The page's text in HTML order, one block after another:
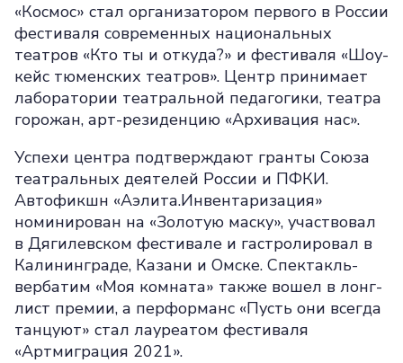
«Космос» стал организатором первого в России
фестиваля современных национальных
театров «Кто ты и откуда?» и фестиваля «Шоу-
кейс тюменских театров». Центр принимает
лаборатории театральной педагогики, театра
горожан, арт-резиденцию «Архивация нас».
Успехи центра подтверждают гранты Союза
театральных деятелей России и ПФКИ.
Автофикшн «Аэлита.Инвентаризация»
номинирован на «Золотую маску», участвовал
в Дягилевском фестивале и гастролировал в
Калининграде, Казани и Омске. Спектакль-
вербатим «Моя комната» также вошел в лонг-
лист премии, а перформанс «Пусть они всегда
танцуют» стал лауреатом фестиваля
«Артмиграция 2021».